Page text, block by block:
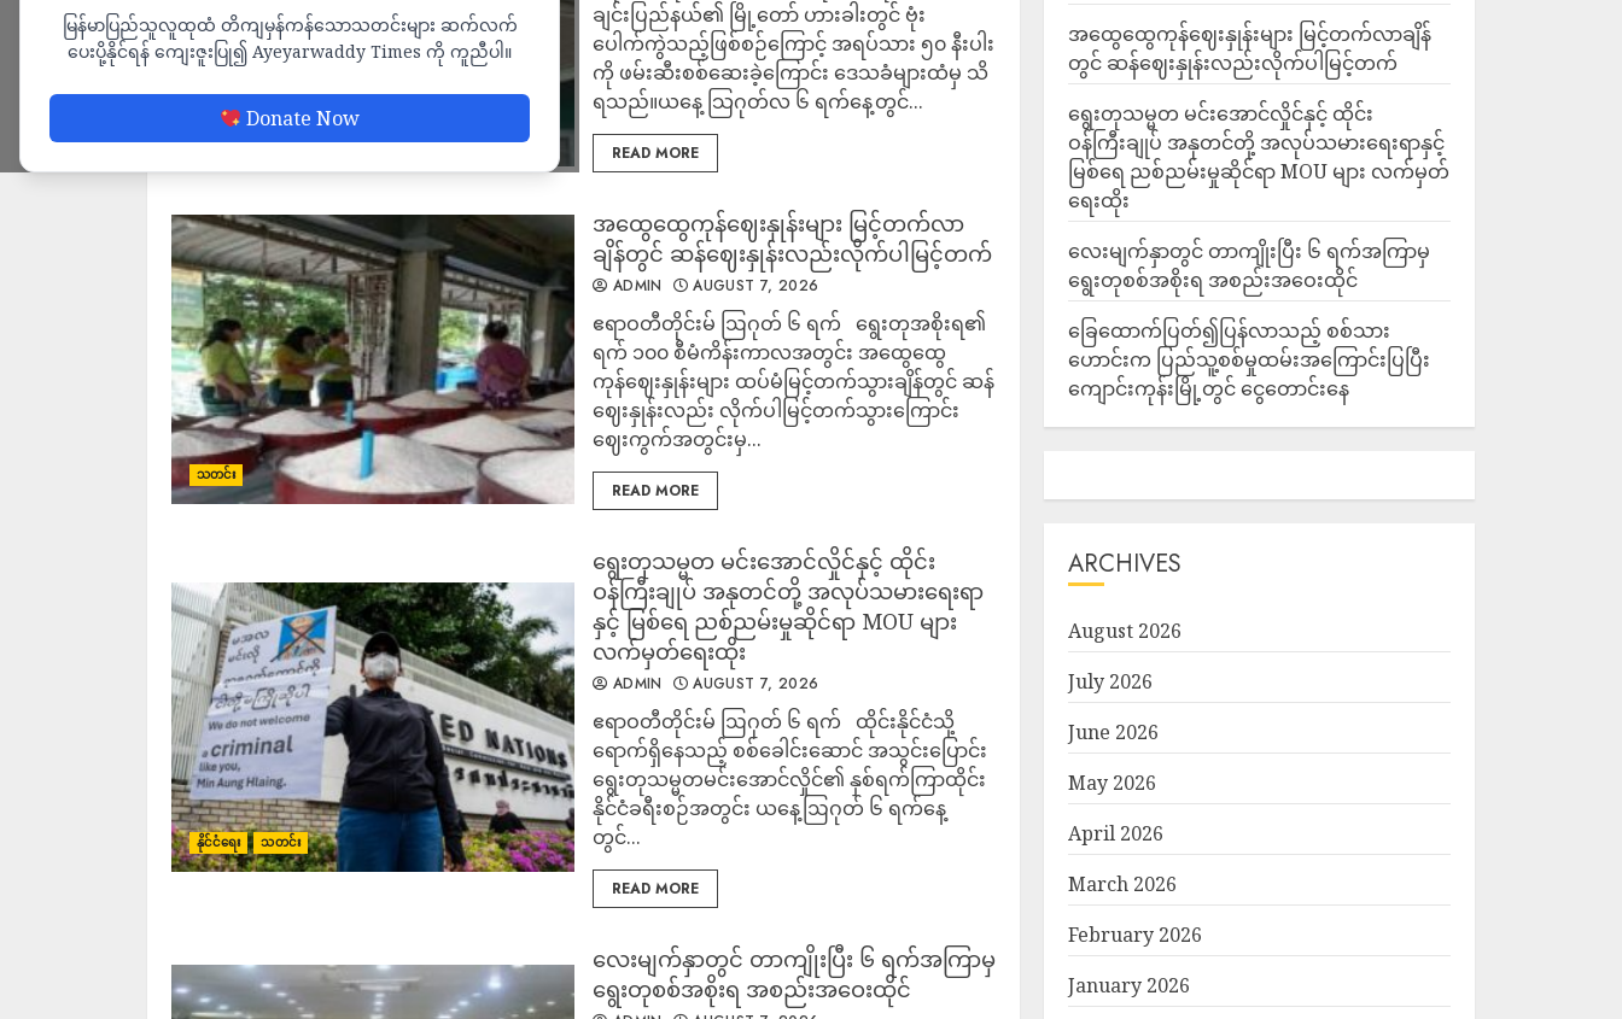
မြန်မာပြည်သူလူထုထံ တိကျမှန်ကန်သောသတင်းများ ဆက်လက်
ပေးပို့နိုင်ရန် ကျေးဇူးပြု၍ Ayeyarwaddy Times ကို ကူညီပါ။
Donate Now
ချင်းပြည်နယ်၏ မြို့တော် ဟားခါးတွင် ဗုံး
ပေါက်ကွဲသည့်ဖြစ်စဉ်ကြောင့် အရပ်သား ၅၀ နီးပါး
ကို ဖမ်းဆီးစစ်ဆေးခဲ့ကြောင်း ဒေသခံများထံမှ သိ
ရသည်။ယနေ့ သြဂုတ်လ ၆ ရက်နေ့တွင်...
READ MORE
သတင်း
အထွေထွေကုန်ဈေးနှုန်းများ မြင့်တက်လာ
ချိန်တွင် ဆန်ဈေးနှုန်းလည်းလိုက်ပါမြင့်တက်
ADMIN AUGUST 7, 2026
ဧရာဝတီတိုင်းမ် ဩဂုတ် ၆ ရက် ရွေးတုအစိုးရ၏
ရက် ၁၀၀ စီမံကိန်းကာလအတွင်း အထွေထွေ
ကုန်ဈေးနှုန်းများ ထပ်မံမြင့်တက်သွားချိန်တွင် ဆန်
ဈေးနှုန်းလည်း လိုက်ပါမြင့်တက်သွားကြောင်း
ဈေးကွက်အတွင်းမှ...
READ MORE
နိုင်ငံရေး သတင်း
ရွေးတုသမ္မတ မင်းအောင်လှိုင်နှင့် ထိုင်း
ဝန်ကြီးချုပ် အနုတင်တို့ အလုပ်သမားရေးရာ
နှင့် မြစ်ရေ ညစ်ညမ်းမှုဆိုင်ရာ MOU များ
လက်မှတ်ရေးထိုး
ADMIN AUGUST 7, 2026
ဧရာဝတီတိုင်းမ် ဩဂုတ် ၆ ရက် ထိုင်းနိုင်ငံသို့
ရောက်ရှိနေသည့် စစ်ခေါင်းဆောင် အသွင်းပြောင်း
ရွေးတုသမ္မတမင်းအောင်လှိုင်၏ နှစ်ရက်ကြာထိုင်း
နိုင်ငံခရီးစဉ်အတွင်း ယနေ့ဩဂုတ် ၆ ရက်နေ့
တွင်...
READ MORE
လေးမျက်နှာတွင် တာကျိုးပြီး ၆ ရက်အကြာမှ
ရွေးတုစစ်အစိုးရ အစည်းအဝေးထိုင်
အထွေထွေကုန်ဈေးနှုန်းများ မြင့်တက်လာချိန်
တွင် ဆန်ဈေးနှုန်းလည်းလိုက်ပါမြင့်တက်
ရွေးတုသမ္မတ မင်းအောင်လှိုင်နှင့် ထိုင်း
ဝန်ကြီးချုပ် အနုတင်တို့ အလုပ်သမားရေးရာနှင့်
မြစ်ရေ ညစ်ညမ်းမှုဆိုင်ရာ MOU များ လက်မှတ်
ရေးထိုး
လေးမျက်နှာတွင် တာကျိုးပြီး ၆ ရက်အကြာမှ
ရွေးတုစစ်အစိုးရ အစည်းအဝေးထိုင်
ခြေထောက်ပြတ်၍ပြန်လာသည့် စစ်သား
ဟောင်းက ပြည်သူ့စစ်မှုထမ်းအကြောင်းပြပြီး
ကျောင်းကုန်းမြို့တွင် ငွေတောင်းနေ
ARCHIVES
August 2026
July 2026
June 2026
May 2026
April 2026
March 2026
February 2026
January 2026